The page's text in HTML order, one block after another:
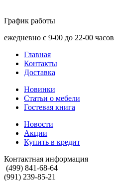
График работы
ежедневно с 9-00 до 22-00 часов
Главная
Контакты
Доставка
Новинки
Статьи о мебели
Гостевая книга
Новости
Акции
Купить в кредит
Контактная информация
(499) 841-68-64
(991) 239-85-21